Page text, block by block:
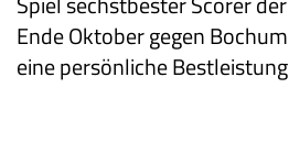
Ende Oktober gegen
eine persönliche